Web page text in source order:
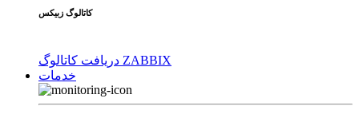
کاتالوگ زبیکس
دریافت کاتالوگ ZABBIX
خدمات